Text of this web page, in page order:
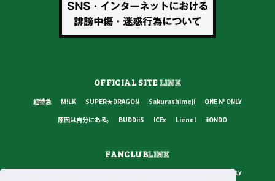
OFFICIAL SITELINK
超特急 M!LK SUPER★DRAGON Sakurashimeji
ONE N' ONLY
原因は自分にある。
BUDDiiS ICEx Lienel iiONDO
FANCLUBLINK
ONE N' ONLY